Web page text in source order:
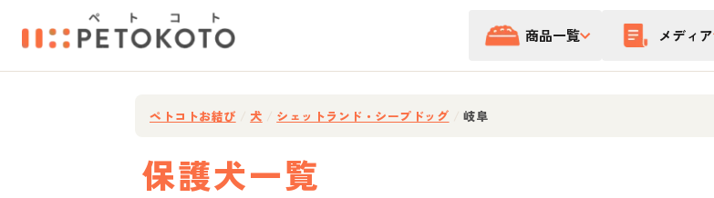
商品一覧 メディア
ペトコトお結び 犬 シェットランド・シープドッグ 岐阜
保護犬一覧